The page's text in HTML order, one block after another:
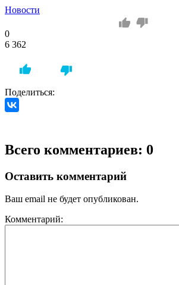
Новости
0
6 362
Поделиться:
Всего комментариев: 0
Оставить комментарий
Ваш email не будет опубликован.
Комментарий: